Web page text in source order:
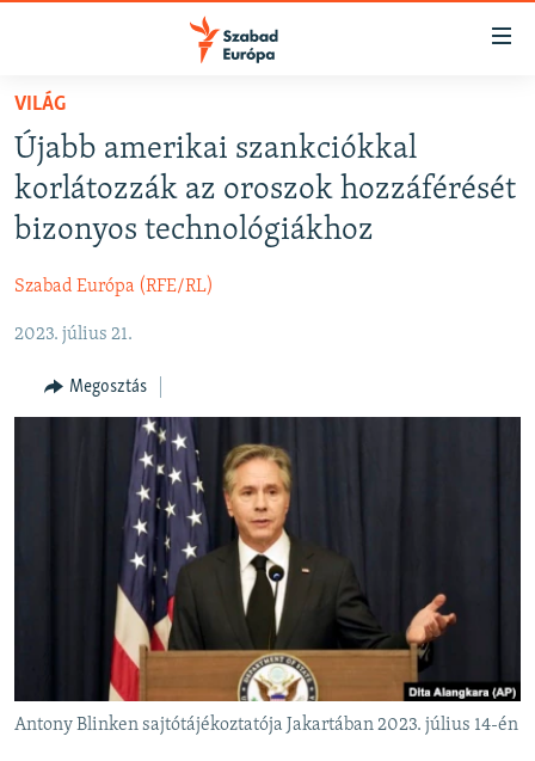
Akadálymentes
Ugrás
oldalra
Ugrás
tartalomjegyzékre
NAPIRENDEN
AKTUÁLIS
PODCASTOK
ELEMZŐ
NER15
SZABADON
TÁRSADALOM
DEMOKRÁCIA
A PÉNZ NYOMÁBAN
EURÓPAI UNIÓ
KLÍMAVÁLTOZÁS
A MÚLT TANULSÁGAI
VILÁG
Újabb amerikai szankciókkal
korlátozzák az oroszok hozzáférését
bizonyos technológiákhoz
Szabad Európa (RFE/RL)
2023. július 21.
Megosztás
Antony Blinken sajtótájékoztatója Jakartában 2023. július 14-én
FELIRATKOZÁS
Spotify